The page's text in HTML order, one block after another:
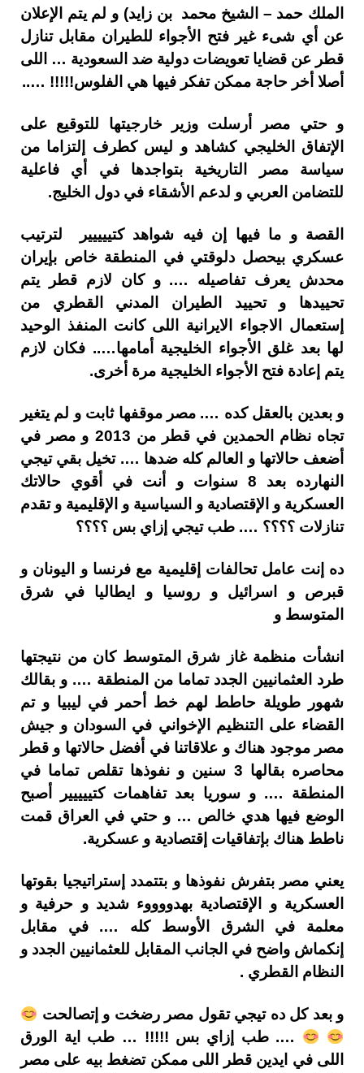
الملك حمد – الشيخ محمد بن زايد) و لم يتم الإعلان
عن أي شىء غير فتح الأجواء للطيران مقابل تنازل
قطر عن قضايا تعويضات دولية ضد السعودية … اللى
أصلا أخر حاجة ممكن تفكر فيها هي الفلوس!!!!! …..
و حتي مصر أرسلت وزير خارجيتها للتوقيع على
الإتفاق الخليجي كشاهد و ليس كطرف إلتزاما من
سياسة مصر التاريخية بتواجدها في أي فاعلية
للتضامن العربي و لدعم الأشقاء في دول الخليج.
القصة و ما فيها إن فيه شواهد كتييييير لترتيب
عسكري بيحصل دلوقتي في المنطقة خاص بإيران
محدش يعرف تفاصيله …. و كان لازم قطر يتم
تحييدها و تحييد الطيران المدني القطري من
إستعمال الاجواء الايرانية اللى كانت المنفذ الوحيد
لها بعد غلق الأجواء الخليجية أمامها….. فكان لازم
يتم إعادة فتح الأجواء الخليجية مرة أخرى.
و بعدين بالعقل كده …. مصر موقفها ثابت و لم يتغير
تجاه نظام الحمدين في قطر من 2013 و مصر في
أضعف حالاتها و العالم كله ضدها …. تخيل بقي تيجي
النهارده بعد 8 سنوات و أنت في أقوي حالاتك
العسكرية و الإقتصادية و السياسية و الإقليمية و تقدم
تنازلات ؟؟؟؟ …. طب تيجي إزاي بس ؟؟؟؟
ده إنت عامل تحالفات إقليمية مع فرنسا و اليونان و
قبرص و اسرائيل و روسيا و ايطاليا في شرق
المتوسط و
انشأت منظمة غاز شرق المتوسط كان من نتيجتها
طرد العثمانيين الجدد تماما من المنطقة …. و بقالك
شهور طويلة حاطط لهم خط أحمر في ليبيا و تم
القضاء على التنظيم الإخواني في السودان و جيش
مصر موجود هناك و علاقاتنا في أفضل حالاتها و قطر
محاصره بقالها 3 سنين و نفوذها تقلص تماما في
المنطقة …. و سوريا بعد تفاهمات كتييييير أصبح
الوضع فيها هدي خالص … و حتي في العراق قمت
ناطط هناك بإتفاقيات إقتصادية و عسكرية.
يعني مصر بتفرش نفوذها و بتتمدد إستراتيجيا بقوتها
العسكرية و الإقتصادية بهدووووء شديد و حرفية و
معلمة في الشرق الأوسط كله …. في مقابل
إنكماش واضح في الجانب المقابل للعثمانيين الجدد و
النظام القطري .
و بعد كل ده تيجي تقول مصر رضخت و إتصالحت
…. طب إزاي بس !!!!! … طب اية الورق
اللى في ايدين قطر اللى ممكن تضغط بيه على مصر